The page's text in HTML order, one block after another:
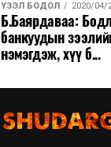
ҮЗЭЛ БОДОЛ 2020/04/
Б.Баярдаваа:
банкуудын
нэмэгдэж, хүү б...